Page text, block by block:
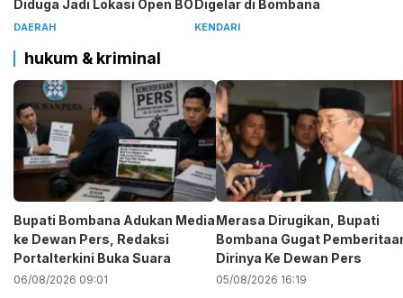
Diduga Jadi Lokasi Open BO
DAERAH
Digelar di Bombana
KENDARI
hukum & kriminal
Bupati Bombana Adukan Media
ke Dewan Pers, Redaksi
Portalterkini Buka Suara
06/08/2026 09:01
Merasa Dirugikan, Bupati
Bombana Gugat
Dirinya Ke Dewan Pers
05/08/2026 16:19